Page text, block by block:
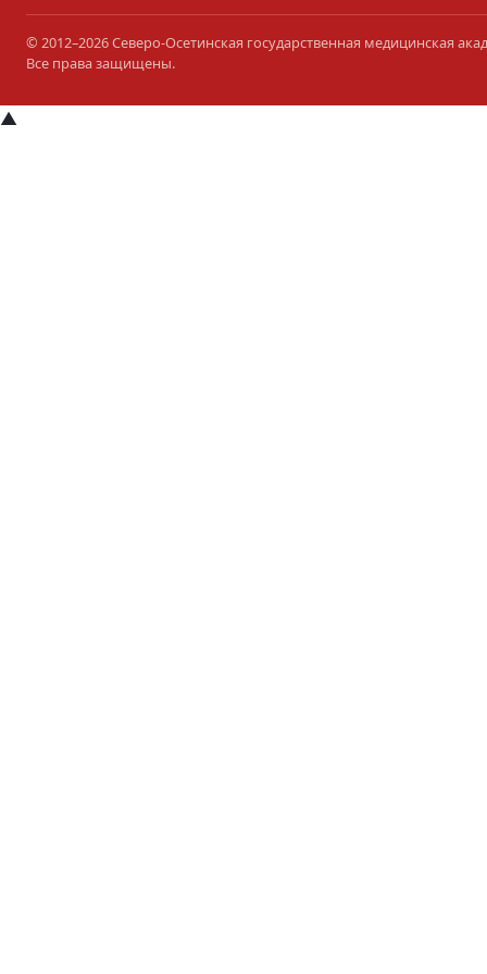
© 2012–2026 Северо-Осетинская государственная медицинская
Все права защищены.
▲